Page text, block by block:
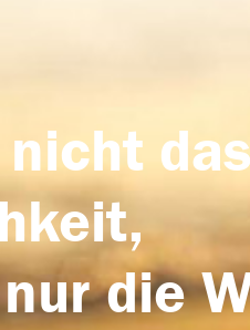
nicht
die